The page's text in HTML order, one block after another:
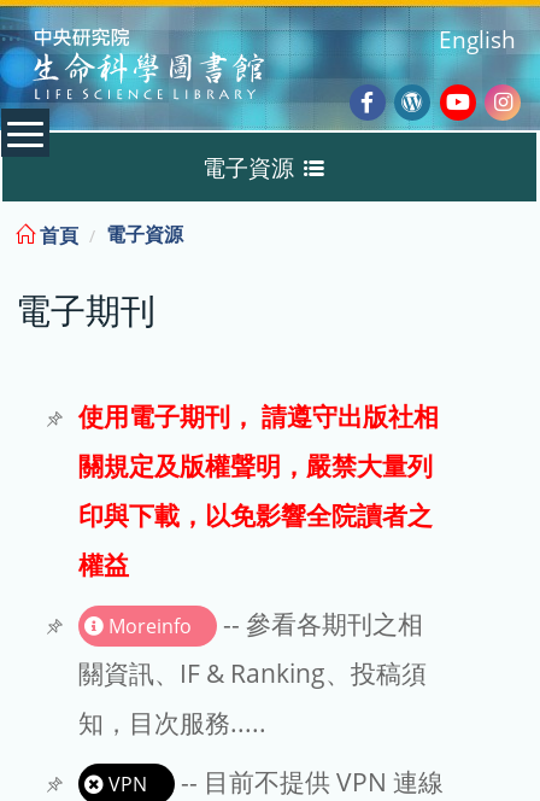
:::
Facebook
Wordpress
English
電子資源
電子期刊
試用
文章處理費
EndNote
首頁 電子資源
電子期刊
使用電子期刊， 請遵守出版社相
關規定及版權聲明，嚴禁大量列
印與下載，以免影響全院讀者之
權益
Moreinfo
-- 參看各期刊之相
關資訊、IF & Ranking、投稿須
知，目次服務.....
VPN
-- 目前不提供 VPN 連線